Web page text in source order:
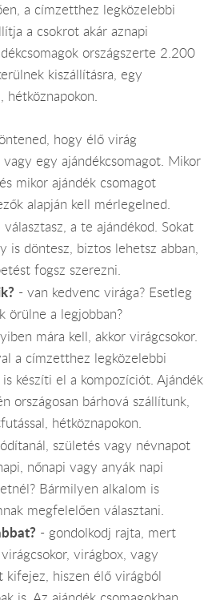
a címzetthez legközelebbi
a csokrot akár aznapi
országszerte 2.200
kiszállításra, egy
hétköznapokon.
hogy élő virág
egy ajándékcsomagot. Mikor
mikor ajándék csomagot
alapján kell mérlegelned.
a te ajándékod. Sokat
is döntesz, biztos lehetsz abban,
fogsz szerezni.
- van kedvenc virága? Esetleg
örülne a legjobban?
mára kell, akkor virágcsokor.
a címzetthez legközelebbi
készíti el a kompozíciót. Ajándék
országosan bárhová szállítunk,
hétköznapokon.
születés vagy névnapot
nőnapi vagy anyák napi
Bármilyen alkalom is
megfelelően választani.
- gondolkodj rajta, mert
virágbox, vagy
kifejez, hiszen élő virágból